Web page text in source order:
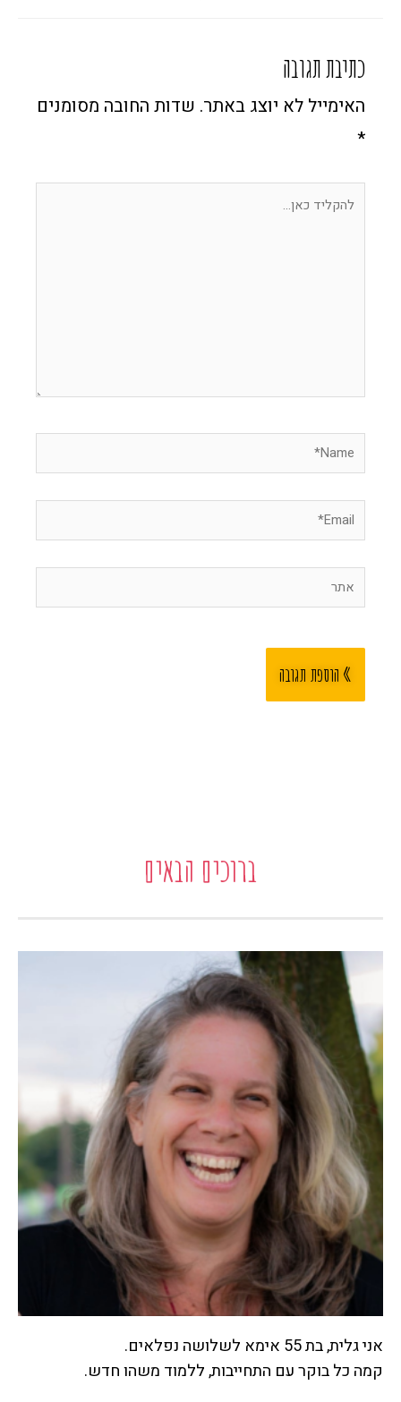
ברוכים הבאים
אני גלית, בת 55 אימא לשלושה נפלאים.
קמה כל בוקר עם התחייבות, ללמוד משהו חדש.
כתיבת תגובה
האימייל לא יוצג באתר. שדות החובה מסומנים
*
להקליד
Name*
Email*
אתר